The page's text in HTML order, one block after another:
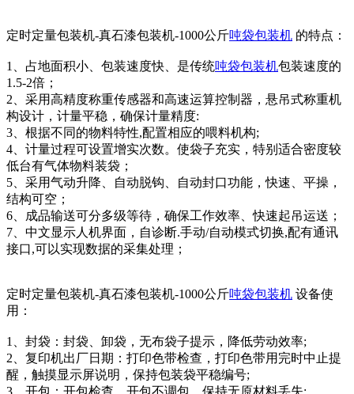
定时定量包装机-真石漆包装机-1000公斤吨袋包装机 的特点：
1、占地面积小、包装速度快、是传统吨袋包装机包装速度的
1.5-2倍；
2、采用高精度称重传感器和高速运算控制器，悬吊式称重机
构设计，计量平稳，确保计量精度:
3、根据不同的物料特性,配置相应的喂料机构;
4、计量过程可设置增实次数。使袋子充实，特别适合密度较
低台有气体物料装袋；
5、采用气动升降、自动脱钩、自动封口功能，快速、平操，
结构可空；
6、成品输送可分多级等待，确保工作效率、快速起吊运送；
7、中文显示人机界面，自诊断.手动/自动模式切换,配有通讯
接口,可以实现数据的采集处理；
定时定量包装机-真石漆包装机-1000公斤吨袋包装机 设备使
用：
1、封袋：封袋、卸袋，无布袋子提示，降低劳动效率;
2、复印机出厂日期：打印色带检查，打印色带用完时中止提
醒，触摸显示屏说明，保持包装袋平稳编号;
3、开包：开包检查，开包不调包，保持无原材料丢失;